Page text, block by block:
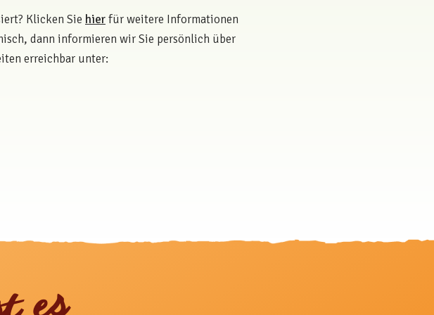
Klicken Sie hierfür weitere Informationen
dann informieren wir Sie persönlich über
erreichbar unter: